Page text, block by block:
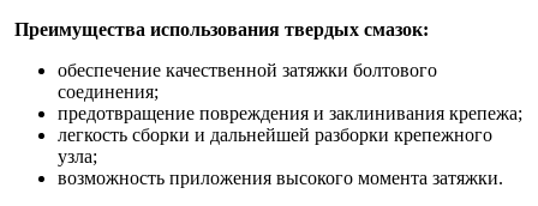
Преимущества использования твердых смазок:
обеспечение качественной затяжки болтового
соединения;
предотвращение повреждения и заклинивания крепежа;
легкость сборки и дальнейшей разборки крепежного
узла;
возможность приложения высокого момента затяжки.